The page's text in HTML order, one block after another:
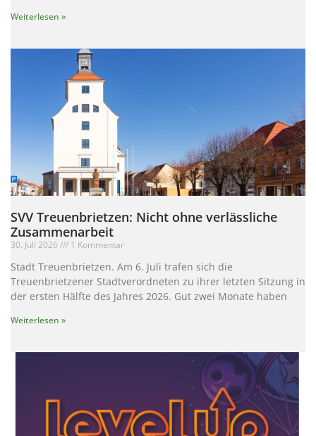
Weiterlesen »
SVV Treuenbrietzen: Nicht ohne verlässliche
Zusammenarbeit
30. Juli 2026 1 Kommentar
Stadt Treuenbrietzen. Am 6. Juli trafen sich die
Treuenbrietzener Stadtverordneten zu ihrer letzten Sitzung in
der ersten Hälfte des Jahres 2026. Gut zwei Monate haben
Weiterlesen »